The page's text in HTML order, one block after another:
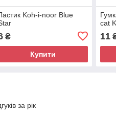
Koh-i-noor Blue
₴
Купити
cat
11
за рік